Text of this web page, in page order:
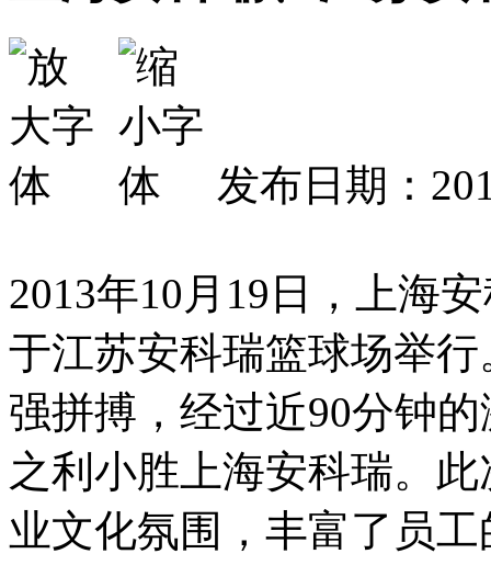
发布日期：
2013年10月19日，上海
于江苏安科瑞篮球场举
强拼搏，经过近90分钟
之利小胜上海安科瑞。
业文化氛围，丰富了员